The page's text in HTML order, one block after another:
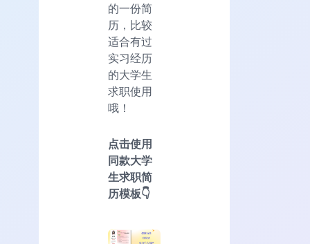
的一份简
历，比较
适合有过
实习经历
的大学生
求职使用
哦！
点击使用
同款大学
生求职简
历模板👇